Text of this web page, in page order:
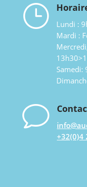
}
Lundi :
Mardi :
Samedi:
v
+32(0)4